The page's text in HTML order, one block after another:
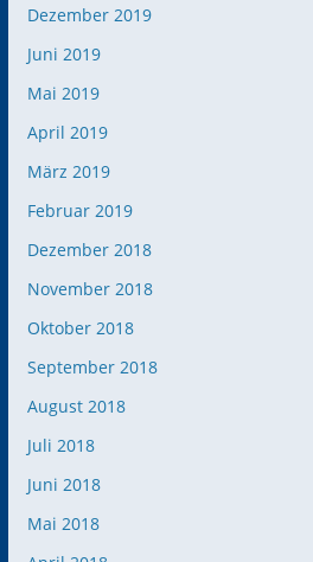
Dezember 2019
Juni 2019
Mai 2019
April 2019
März 2019
Februar 2019
Dezember 2018
November 2018
Oktober 2018
September 2018
August 2018
Juli 2018
Juni 2018
Mai 2018